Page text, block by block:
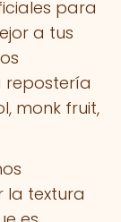
para
a tus
repostería
monk fruit,
la textura